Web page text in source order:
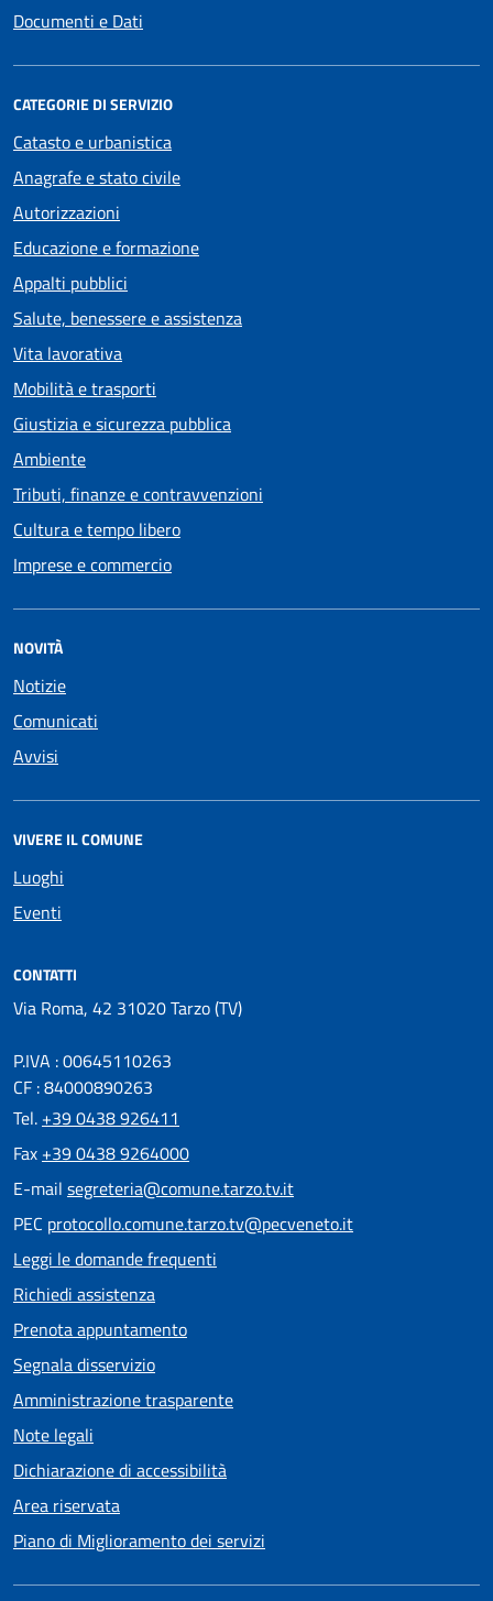
Documenti e Dati
CATEGORIE DI SERVIZIO
Catasto e urbanistica
Anagrafe e stato civile
Autorizzazioni
Educazione e formazione
Appalti pubblici
Salute, benessere e assistenza
Vita lavorativa
Mobilità e trasporti
Giustizia e sicurezza pubblica
Ambiente
Tributi, finanze e contravvenzioni
Cultura e tempo libero
Imprese e commercio
NOVITÀ
Notizie
Comunicati
Avvisi
VIVERE IL COMUNE
Luoghi
Eventi
CONTATTI
Via Roma, 42 31020 Tarzo (TV)
P.IVA : 00645110263
CF : 84000890263
Tel. +39 0438 926411
Fax +39 0438 9264000
E-mail segreteria@comune.tarzo.tv.it
PEC protocollo.comune.tarzo.tv@pecveneto.it
Leggi le domande frequenti
Richiedi assistenza
Prenota appuntamento
Segnala disservizio
Amministrazione trasparente
Note legali
Dichiarazione di accessibilità
Area riservata
Piano di Miglioramento dei servizi